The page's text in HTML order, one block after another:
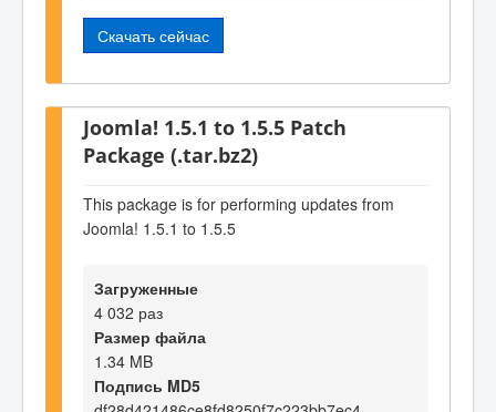
Скачать сейчас
Joomla! 1.5.1 to 1.5.5 Patch
Package (.tar.bz2)
This package is for performing updates from
Joomla! 1.5.1 to 1.5.5
Загруженные
4 032 раз
Размер файла
1.34 MB
Подпись MD5